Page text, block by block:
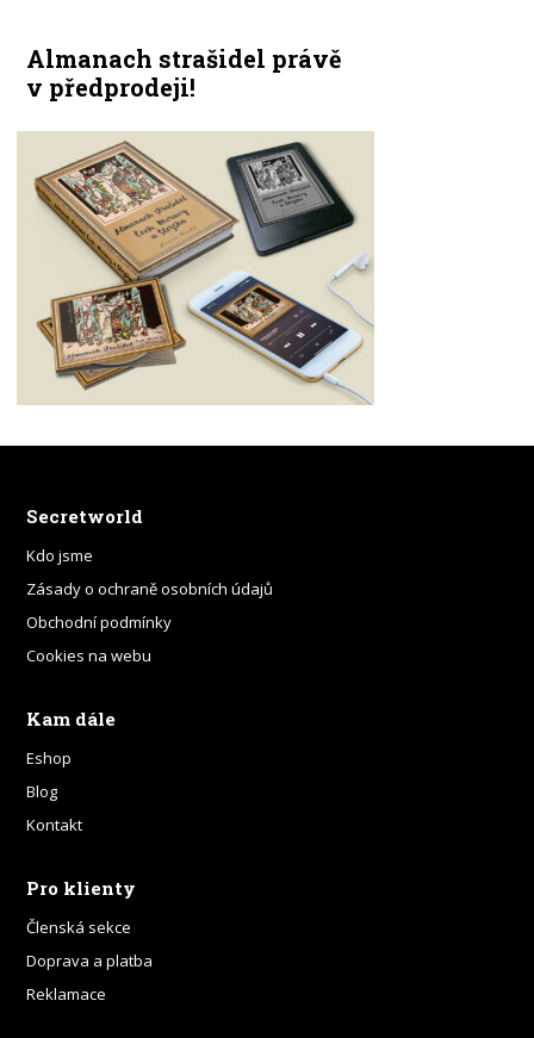
Almanach strašidel právě
v předprodeji!
Secretworld
Kdo jsme
Zásady o ochraně osobních údajů
Obchodní podmínky
Cookies na webu
Kam dále
Eshop
Blog
Kontakt
Pro klienty
Členská sekce
Doprava a platba
Reklamace